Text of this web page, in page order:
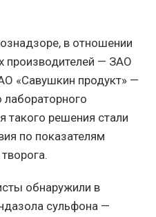
в отношении
производителей — ЗАО
«Савушкин продукт» —
такого решения стали
по показателям
обнаружили в
сульфона —